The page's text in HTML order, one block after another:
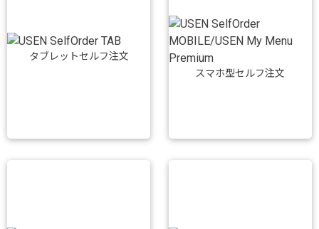
タブレットセルフ注文
スマホ型セルフ注文